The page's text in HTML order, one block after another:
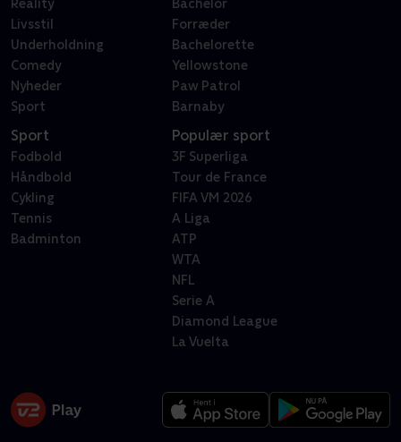
Reality
Livsstil
Underholdning
Comedy
Nyheder
Sport
Bachelor
Forræder
Bachelorette
Yellowstone
Paw Patrol
Barnaby
Sport
Fodbold
Håndbold
Cykling
Tennis
Badminton
Populær sport
3F Superliga
Tour de France
FIFA VM 2026
A Liga
ATP
WTA
NFL
Serie A
Diamond League
La Vuelta